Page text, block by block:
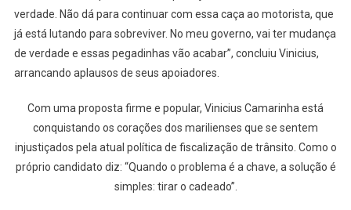
verdade. Não dá para continuar com essa caça ao motorista, que
já está lutando para sobreviver. No meu governo, vai ter mudança
de verdade e essas pegadinhas vão acabar”, concluiu Vinicius,
arrancando aplausos de seus apoiadores.
Com uma proposta firme e popular, Vinicius Camarinha está
conquistando os corações dos marilienses que se sentem
injustiçados pela atual política de fiscalização de trânsito. Como o
próprio candidato diz: “Quando o problema é a chave, a solução é
simples: tirar o cadeado”.